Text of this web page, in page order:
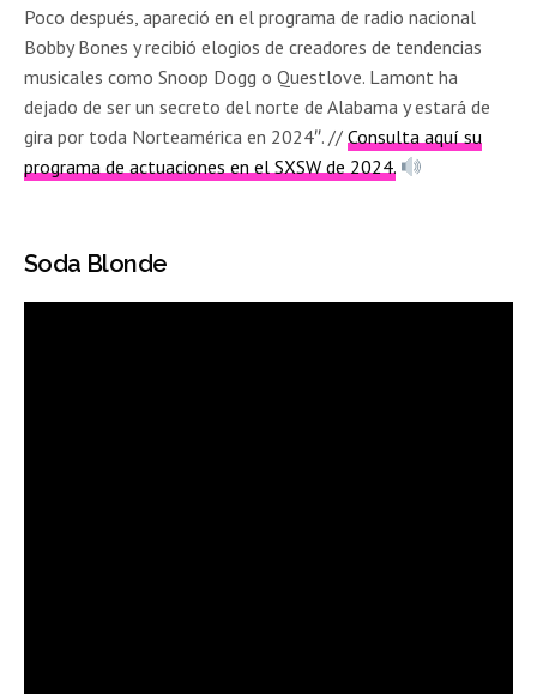
Poco después, apareció en el programa de radio nacional
Bobby Bones y recibió elogios de creadores de tendencias
musicales como Snoop Dogg o Questlove. Lamont ha
dejado de ser un secreto del norte de Alabama y estará de
gira por toda Norteamérica en 2024″. //Consulta aquí su
programa de actuaciones en el SXSW de 2024.
Soda Blonde